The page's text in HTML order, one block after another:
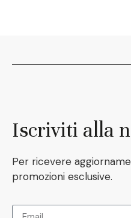
Iscriviti alla
Per ricevere
promozioni esclusive.